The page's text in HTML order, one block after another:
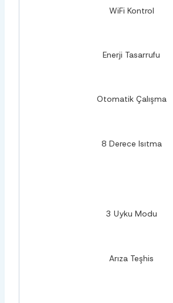
WiFi Kontrol
Enerji Tasarrufu
Otomatik Çalışma
8 Derece Isıtma
3 Uyku Modu
Arıza Teşhis